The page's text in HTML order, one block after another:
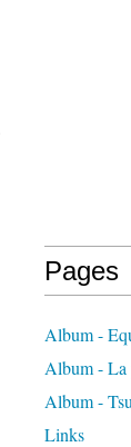
Pages
Album -
Album - La
Album -
Links